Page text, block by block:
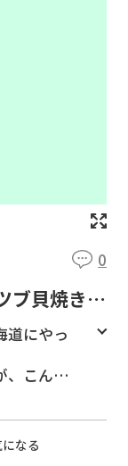
0
ブ貝焼きが
道にやっ
、こんな
焚火料理
なる